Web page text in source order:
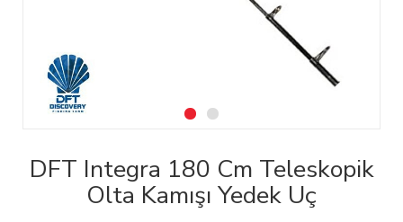
DFT Integra 180 Cm Teleskopik
Olta Kamışı Yedek Uç